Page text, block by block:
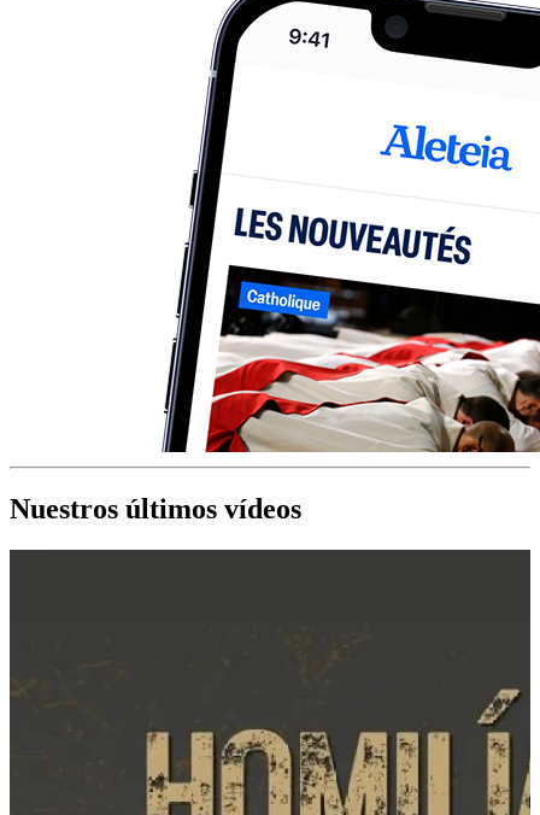
Nuestros últimos vídeos